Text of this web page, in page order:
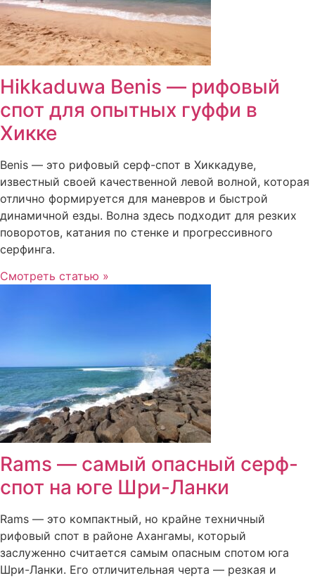
Hikkaduwa Benis — рифовый
спот для опытных гуффи в
Хикке
Benis — это рифовый серф-спот в Хиккадуве,
известный своей качественной левой волной, которая
отлично формируется для маневров и быстрой
динамичной езды. Волна здесь подходит для резких
поворотов, катания по стенке и прогрессивного
серфинга.
Смотреть статью »
Rams — самый опасный серф-
спот на юге Шри-Ланки
Rams — это компактный, но крайне техничный
рифовый спот в районе Ахангамы, который
заслуженно считается самым опасным спотом юга
Шри-Ланки. Его отличительная черта — резкая и